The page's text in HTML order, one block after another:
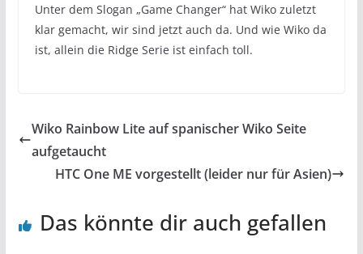
Unter dem Slogan „Game Changer“ hat Wiko zuletzt
klar gemacht, wir sind jetzt auch da. Und wie Wiko da
ist, allein die Ridge Serie ist einfach toll.
Wiko Rainbow Lite auf spanischer Wiko Seite
aufgetaucht
HTC One ME vorgestellt (leider nur für Asien)
Das könnte dir auch gefallen